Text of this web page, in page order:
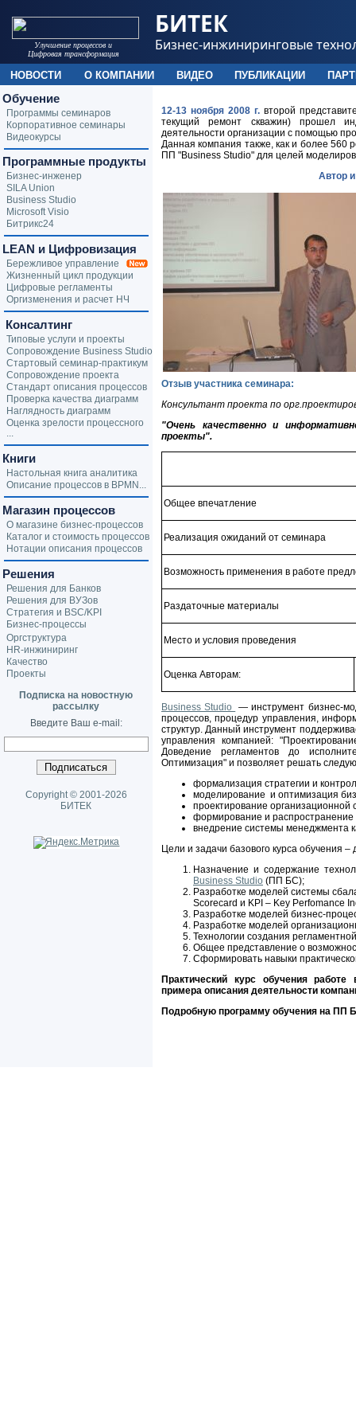
12-13 ноября 2008 г.второй
текущий ремонт скважин) прошел
деятельности организации с помощью
Данная компания также, как и более 560
ПП "Business Studio" для целей
Автор
Отзыв участникa семинара:
Консультант проекта по
"Очень качественно и
проекты".
Общее впечатление
Реализация ожиданий от семинара
Возможность применения в работе
Раздаточные материалы
Место и условия проведения
Оценка Авторам:
Business Studio — инструмент бизнес-
процессов, процедур управления,
структур. Данный инструмент
управления компанией:
Доведение регламентов до
Оптимизация" и позволяет решать
формализация стратегии и
моделирование и оптимизация
проектирование организационной
формирование и
внедрение системы менеджмента
Цели и задачи базового курса обучения –
Назначение и содержание
Business Studio (ПП БС);
Разработке моделей системы
Scorecard и KPI – Key Perfomance
Разработке моделей бизнес-
Разработке моделей
Технологии создания
Общее представление о
Сформировать навыки
Практический курс обучения
примера описания деятельности
Подробную программу обучения на ПП
Обучение
Программы семинаров
Корпоративное семинары
Видеокурсы
Программные продукты
Бизнес-инженер
SILA Union
Business Studio
Microsoft Visio
Битрикс24
LEAN и Цифровизация
Бережливое управление
Жизненный цикл продукции
Цифровые регламенты
Оргизменения и расчет НЧ
Консалтинг
Типовые услуги и проекты
Сопровождение Business Studio
Стартовый семинар-практикум
Сопровождение проекта
Стандарт описания процессов
Проверка качества диаграмм
Наглядность диаграмм
Оценка зрелости процессного
...
Книги
Настольная книга аналитика
Описание процессов в BPMN...
Магазин процессов
О магазине бизнес-процессов
Каталог и стоимость процессов
Нотации описания процессов
Решения
Решения для Банков
Решения для ВУЗов
Стратегия и BSC/KPI
Бизнес-процессы
Оргструктура
HR-инжиниринг
Качество
Проекты
Подписка на новостную
рассылку
Введите Ваш e-mail:
Copyright © 2001-2026
БИТЕК
Улучшение процессов и
Цифровая трансформация
БИТЕК
Бизнес-инжиниринговые
НОВОСТИ О КОМПАНИИ ВИДЕО ПУБЛИКАЦИИ